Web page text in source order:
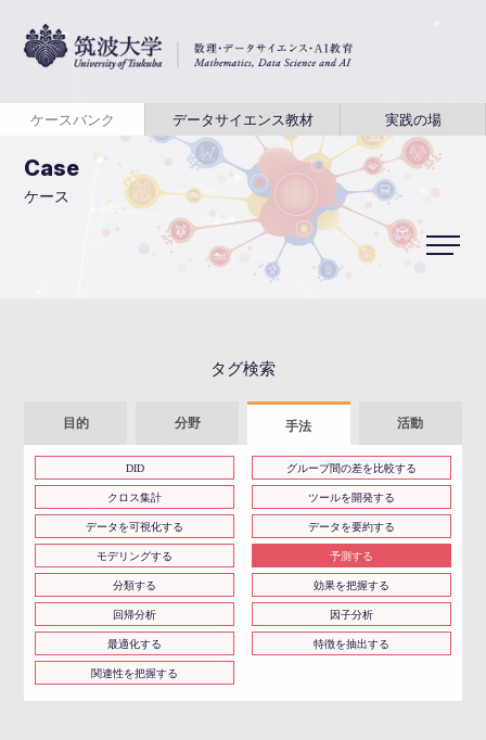
ケースバンク データサイエンス教材 実践の場
Case
ケース
タグ検索
目的 分野 手法 活動
DID グループ間の差を比較する
クロス集計 ツールを開発する
データを可視化する データを要約する
モデリングする 予測する
分類する 効果を把握する
回帰分析 因子分析
最適化する 特徴を抽出する
関連性を把握する